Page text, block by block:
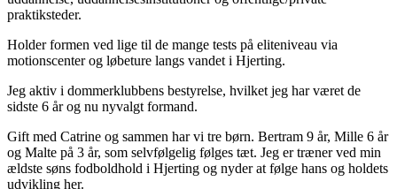
praktiksteder.
Holder formen ved lige til de mange tests på eliteniveau via
motionscenter og løbeture langs vandet i Hjerting.
Jeg aktiv i dommerklubbens bestyrelse, hvilket jeg har været de
sidste 6 år og nu nyvalgt formand.
Gift med Catrine og sammen har vi tre børn. Bertram 9 år, Mille 6 år
og Malte på 3 år, som selvfølgelig følges tæt. Jeg er træner ved min
ældste søns fodboldhold i Hjerting og nyder at følge hans og holdets
udvikling her.